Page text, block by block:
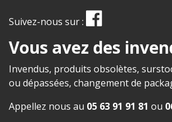
Suivez-nous sur :
Vous avez des
Invendus, produits obsolètes,
ou dépassées, changement de
Appellez nous au 05 63 91 91 81 ou